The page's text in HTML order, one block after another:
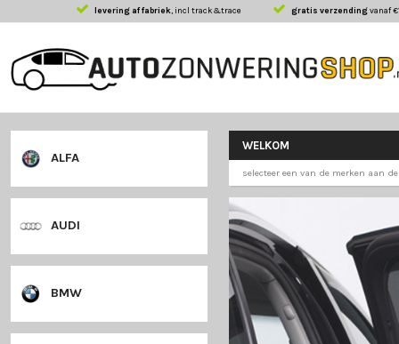
levering af fabriek, incl track&trace gratis
ALFA
WELKOM